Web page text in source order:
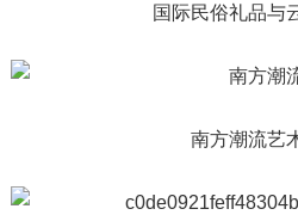
国际民俗礼品与
南方潮流艺